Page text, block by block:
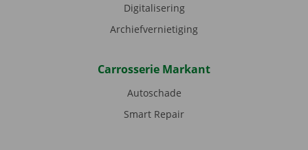
Digitalisering
Archiefvernietiging
Carrosserie Markant
Autoschade
Smart Repair